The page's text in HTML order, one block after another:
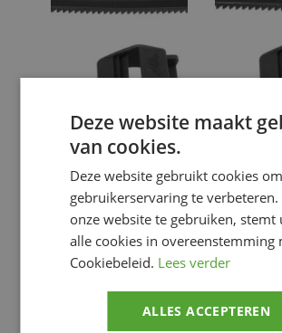
Fly Racing spare part
FOOTWEAR
SP. PARTS,
Motorlaarzen &
motorschoenen
Voeg toe
Fly
SP.
Deze website maakt
van cookies.
Deze website gebruikt cookies
gebruikerservaring te
onze website te gebruiken, stemt
alle cookies in overeenstemming
Cookiebeleid. Lees verder
ALLES ACCEPTEREN